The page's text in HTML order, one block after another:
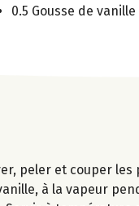
0.5 Gousse de vanille
peler et couper les
à la vapeur